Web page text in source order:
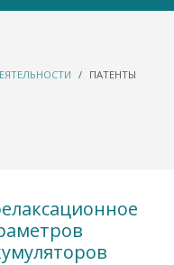
ПАТЕНТЫ